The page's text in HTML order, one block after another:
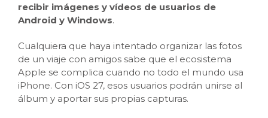
recibir imágenes y vídeos de usuarios de
Android y Windows.
Cualquiera que haya intentado organizar las fotos
de un viaje con amigos sabe que el ecosistema
Apple se complica cuando no todo el mundo usa
iPhone. Con iOS 27, esos usuarios podrán unirse al
álbum y aportar sus propias capturas.